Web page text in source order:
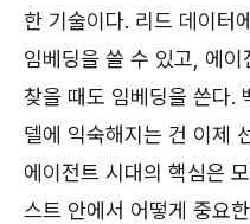
한 기술이다. 리드 데이터
임베딩을 쓸 수 있고, 에
찾을 때도 임베딩을 쓴다.
델에 익숙해지는 건 이제
에이전트 시대의 핵심은
스트 안에서 어떻게 중요